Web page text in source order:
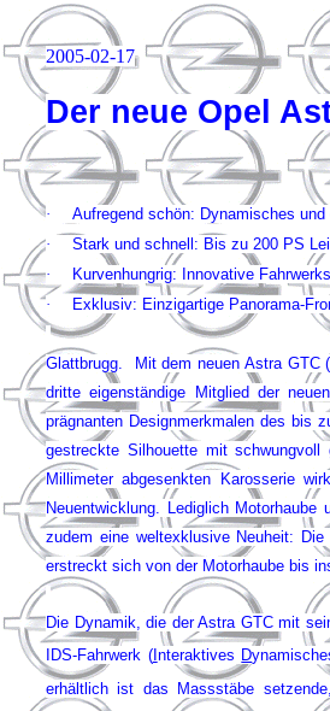
2005-02-17
Der neue Opel
·
Aufregend schön: Dynamisches
·
Stark und schnell: Bis zu 200 PS
·
Kurvenhungrig: Innovative
·
Exklusiv: Einzigartige Panorama-
Glattbrugg. Mit dem neuen Astra GTC (
dritte eigenständige Mitglied der
prägnanten Designmerkmalen des bis
gestreckte Silhouette mit
Millimeter abgesenkten Karosserie
Neuentwicklung. Lediglich
zudem eine weltexklusive Neuheit:
erstreckt sich von der Motorhaube bis
Die Dynamik, die der Astra GTC mit
IDS-Fahrwerk (I nteraktives D
erhältlich ist das Massstäbe